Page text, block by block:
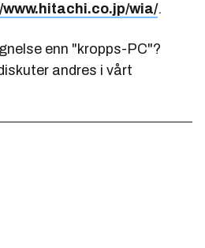
www.hitachi.co.jp/wia/.
enn "kropps-PC"?
andres i vårt